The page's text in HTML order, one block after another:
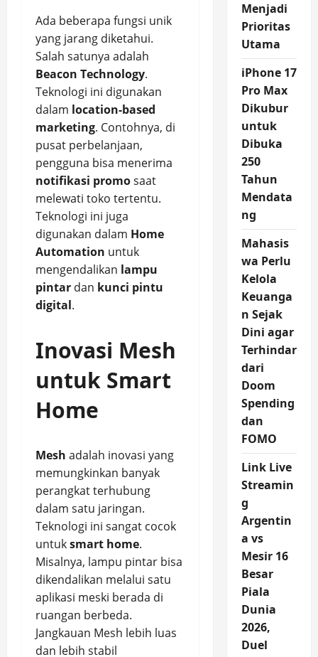
Ada beberapa fungsi unik
yang jarang diketahui.
Salah satunya adalah
Beacon Technology.
Teknologi ini digunakan
dalam location-based
marketing. Contohnya, di
pusat perbelanjaan,
pengguna bisa menerima
notifikasi promosaat
melewati toko tertentu.
Teknologi ini juga
digunakan dalam Home
Automation untuk
mengendalikan lampu
pintar dan kunci pintu
digital.
Inovasi Mesh
untuk Smart
Home
Mesh adalah inovasi yang
memungkinkan banyak
perangkat terhubung
dalam satu jaringan.
Teknologi ini sangat cocok
untuksmart home.
Misalnya, lampu pintar bisa
dikendalikan melalui satu
aplikasi meski berada di
ruangan berbeda.
Jangkauan Mesh lebih luas
dan lebih stabil
Menjadi
Prioritas
Utama
iPhone 17
Pro Max
Dikubur
untuk
Dibuka
250
Tahun
Mendata
ng
Mahasis
wa Perlu
Kelola
Keuanga
n Sejak
Dini agar
Terhindar
dari
Doom
Spending
dan
FOMO
Link Live
Streamin
g
Argentin
a vs
Mesir 16
Besar
Piala
Dunia
2026,
Duel